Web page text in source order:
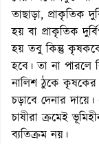
তাছাড়া, প্রাকৃতিক
হয় বা প্রাকৃতিক
হয় তবু কিন্তু
হবে। তা না
নালিশ ঠুকে কৃষকের
চড়াবে দেনার
চাষীরা ক্রমেই
ব্যতিক্রম নয়।